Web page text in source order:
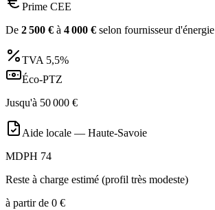
Prime CEE
De 2 500 € à 4 000 € selon fournisseur d'énergie
TVA 5,5%
Éco-PTZ
Jusqu'à 50 000 €
Aide locale — Haute-Savoie
MDPH 74
Reste à charge estimé (profil très modeste)
à partir de 0 €